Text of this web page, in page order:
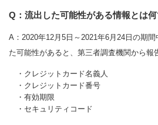
Q：流出した可能性がある情報とは
A：2020年12月5日～2021年6月24日の期
た可能性があると、第三者調査機関から報
・クレジットカード名義人
・クレジットカード番号
・有効期限
・セキュリティコード